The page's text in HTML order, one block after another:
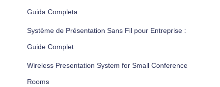
Guida Completa
Système de Présentation Sans Fil pour Entreprise :
Guide Complet
Wireless Presentation System for Small Conference
Rooms